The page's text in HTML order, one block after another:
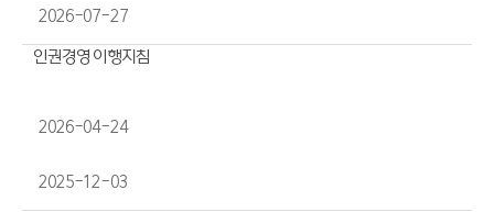
2026-07-27
인권경영 이행지침
2026-04-24
2025-12-03